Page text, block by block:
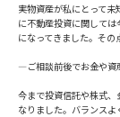
実物資産が私にとって
に不動産投資に関して
になってきました。その
―ご相談前後でお金や資
今まで投資信託や株式
なりました。バランスよ